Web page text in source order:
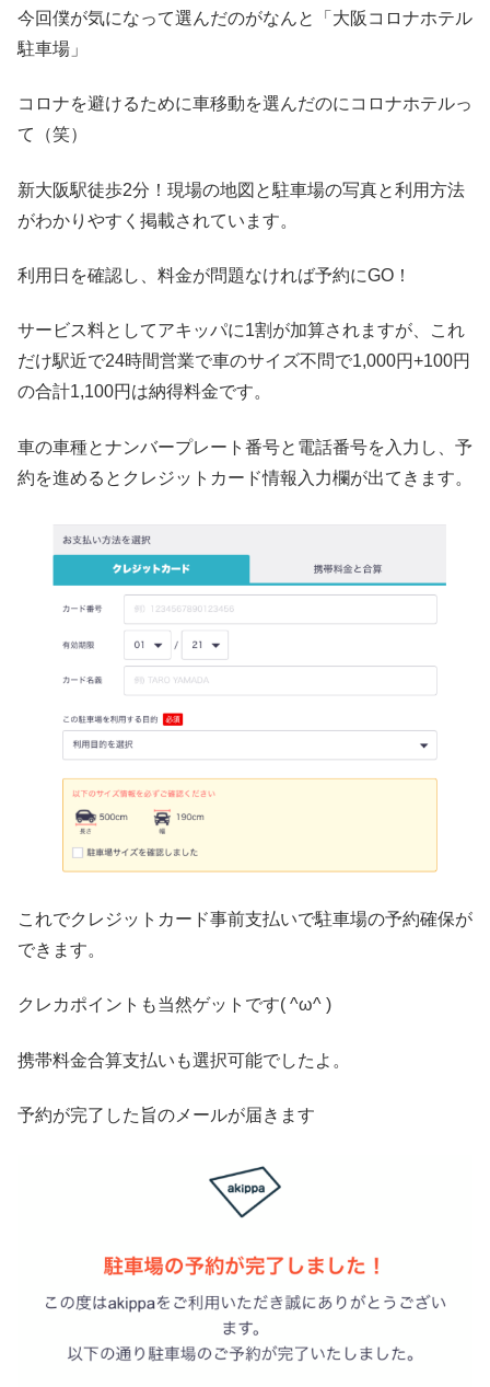
今回僕が気になって選んだのがなんと「大阪コロナホテル
駐車場」
コロナを避けるために車移動を選んだのにコロナホテルっ
て（笑）
新大阪駅徒歩2分！現場の地図と駐車場の写真と利用方法
がわかりやすく掲載されています。
利用日を確認し、料金が問題なければ予約にGO！
サービス料としてアキッパに1割が加算されますが、これ
だけ駅近で24時間営業で車のサイズ不問で1,000円+100円
の合計1,100円は納得料金です。
車の車種とナンバープレート番号と電話番号を入力し、予
約を進めるとクレジットカード情報入力欄が出てきます。
これでクレジットカード事前支払いで駐車場の予約確保が
できます。
クレカポイントも当然ゲットです( ^ω^ )
携帯料金合算支払いも選択可能でしたよ。
予約が完了した旨のメールが届きます